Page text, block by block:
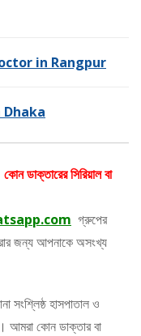
in Rangpur
কোন ডাক্তারের সিরিয়াল বা
গ্রুপের
জন্য আপনাকে অসংখ্য
সংশ্লিষ্ঠ হাসপাতাল ও
আমরা কোন ডাক্তার বা